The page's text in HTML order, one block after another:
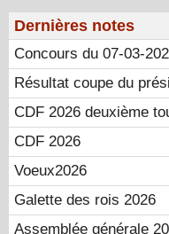
Dernières notes
Concours du 07-03-
Résultat coupe du
CDF 2026 deuxième
CDF 2026
Voeux2026
Galette des rois 2026
Assemblée générale